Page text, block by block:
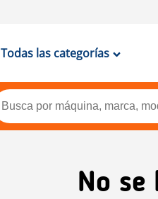
Todas las categorías
No se